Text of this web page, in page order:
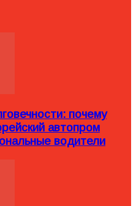
почему
автопром
водители